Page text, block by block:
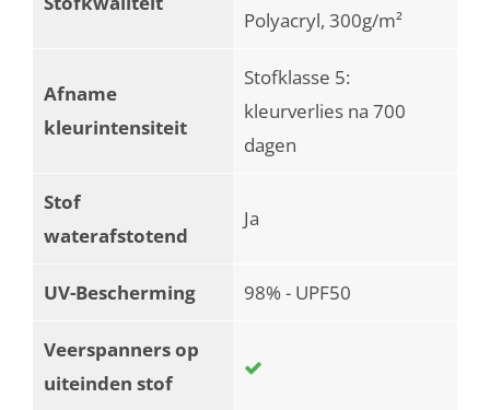
Polyacryl, 300g/m²
Afname
kleurintensiteit
Stofklasse 5:
kleurverlies na 700
dagen
Stof
waterafstotend
Ja
UV-Bescherming 98% - UPF50
Veerspanners op
uiteinden stof